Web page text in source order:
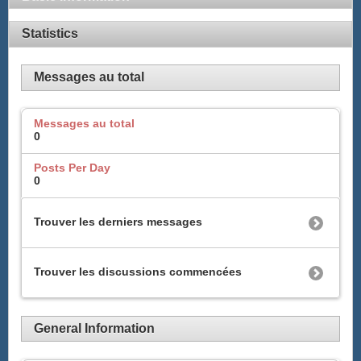
Statistics
Messages au total
Messages au total
0
Posts Per Day
0
Trouver les derniers messages
Trouver les discussions commencées
General Information